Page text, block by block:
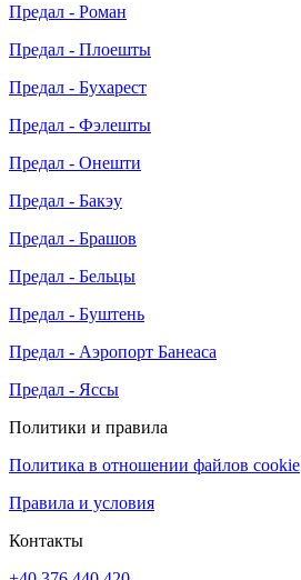
Предал - Роман
Предал - Плоешты
Предал - Бухарест
Предал - Фэлешты
Предал - Онешти
Предал - Бакэу
Предал - Брашов
Предал - Бельцы
Предал - Буштень
Предал - Аэропорт Банеаса
Предал - Яссы
Политики и правила
Политика в отношении файлов cookie
Правила и условия
Контакты